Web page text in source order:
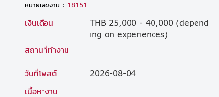
หมายเลขงาน : 18151
เงินเดือน
THB 25,000 - 40,000 (depend
ing on experiences)
สถานที่ทำงาน
วันที่โพสต์
2026-08-04
เนื้อหางาน